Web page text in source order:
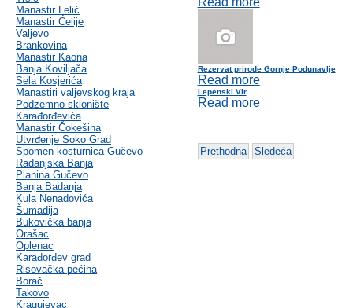
Manastir Lelić
Manastir Ćelije
Valjevo
Brankovina
Manastir Kaona
Banja Koviljača
Sela Kosjerića
Manastiri valjevskog kraja
Podzemno sklonište
Karađorđevića
Manastir Čokešina
Utvrđenje Soko Grad
Spomen kosturnica Gučevo
Radanjska Banja
Planina Gučevo
Banja Badanja
Kula Nenadovića
Šumadija
Bukovička banja
Orašac
Oplenac
Karađorđev grad
Risovačka pećina
Borač
Takovo
Kragujevac
Rezervat prirode Gornje Podunavlje
Read more
Lepenski Vir
Read more
Prethodna Sledeća